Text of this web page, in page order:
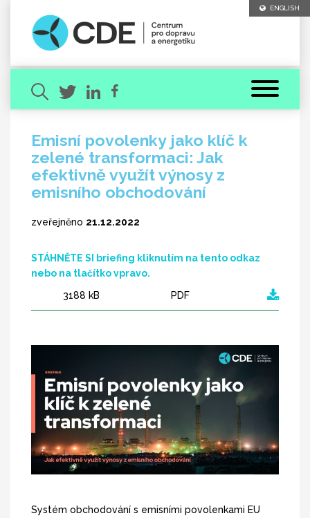
ENGLISH
Emisní povolenky jako klíč k
zelené transformaci: Jak
efektivně využít výnosy z
emisního obchodování
zveřejněno 21.12.2022
STÁHNĚTE SI briefing kliknutím na tento odkaz
nebo na tlačítko vpravo.
3188 kB
PDF
Systém obchodování s emisními povolenkami EU
Hledaný výraz
VYHLEDAT [ zavřít ]